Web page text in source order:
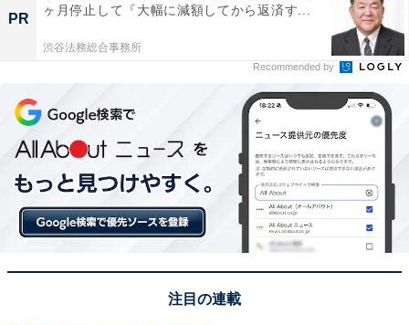
PR
ヶ月停止して『大幅に減額してから返済す...
渋谷法務総合事務所
Recommended by
注目の連載